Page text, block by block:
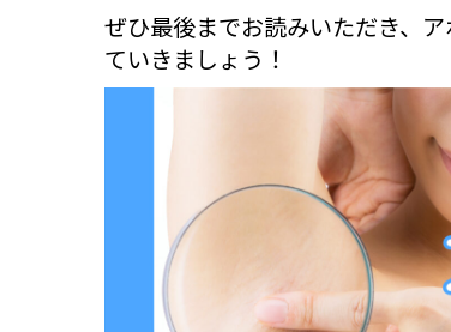
ぜひ最後までお読みいただき、
ていきましょう！